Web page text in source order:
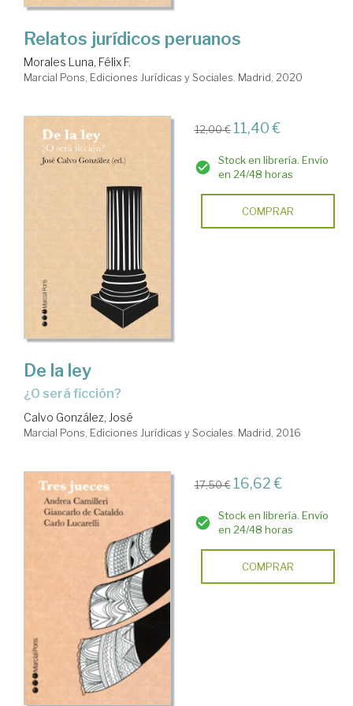
Relatos jurídicos peruanos
Morales Luna, Félix F.
Marcial Pons, Ediciones Jurídicas y Sociales. Madrid, 2020
12,00 € 11,40 €
Stock en librería. Envío
en 24/48 horas
COMPRAR
De la ley
¿O será ficción?
Calvo González, José
Marcial Pons, Ediciones Jurídicas y Sociales. Madrid, 2016
17,50 € 16,62 €
Stock en librería. Envío
en 24/48 horas
COMPRAR